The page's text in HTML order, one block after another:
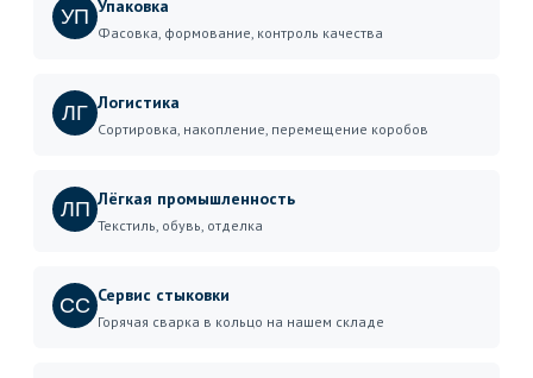
УП Упаковка
Фасовка, формование, контроль качества
ЛГ Логистика
Сортировка, накопление, перемещение коробов
ЛП Лёгкая промышленность
Текстиль, обувь, отделка
СС Сервис стыковки
Горячая сварка в кольцо на нашем складе